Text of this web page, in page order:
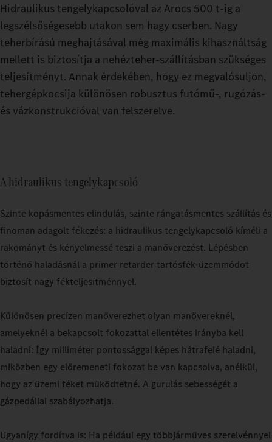
Hidraulikus tengelykapcsolóval az Arocs 500 t-ig a
legszélsőségesebb utakon sem hagy cserben. Nagy
teherbírású meghajtásával még maximális kihasználtság
mellett is biztosítja a nehézteher-szállításban szükséges
teljesítményt. Annak érdekében, hogy ez megvalósuljon,
tehergépkocsija különösen robusztus futómű-, rugózás-
és vázkonstrukcióval van felszerelve.
A hidraulikus tengelykapcsoló
Szinte kopásmentes elindulás, szinte rángatásmentes szállítás és
finoman adagolt fékezés: a hidraulikus tengelykapcsoló kíméli a
rakományt és kényelmessé teszi a manőverezést. Lépésben
történő haladásnál a primer retarder tartósfék-üzemmódot
biztosít nagy fékteljesítménnyel.
Különösen precízen manőverezhet olyan manővereknél,
amelyeknél a bekapcsolt fokozattal ellentétes irányba kell
haladni: Így milliméter pontossággal képes hátrafelé haladni,
miközben egy előremeneti fokozat be van kapcsolva, anélkül,
hogy az üzemi féket működtetné. A gurulás sebességét a
gázpedállal szabályozhatja.
Ugyanígy fordítva is: Ha például egy többjárműves szerelvénnyel